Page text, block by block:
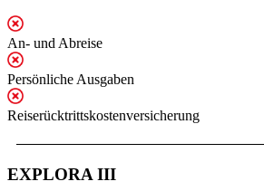
An- und Abreise
Persönliche Ausgaben
Reiserücktrittskostenversicherung
EXPLORA III